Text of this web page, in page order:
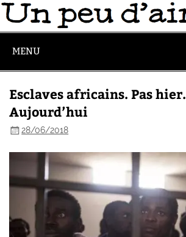
MENU
Esclaves africains. Pas hier.
Aujourd’hui
28/06/2018